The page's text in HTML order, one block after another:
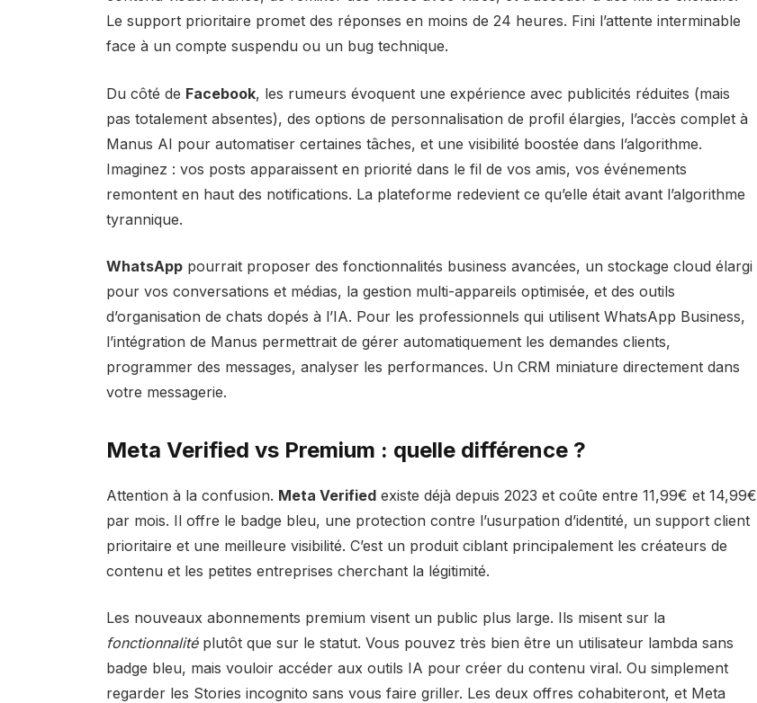
Le support prioritaire promet des réponses en moins de 24 heures. Fini l’attente interminable
face à un compte suspendu ou un bug technique.
Du côté de Facebook, les rumeurs évoquent une expérience avec publicités réduites (mais
pas totalement absentes), des options de personnalisation de profil élargies, l’accès complet à
Manus AI pour automatiser certaines tâches, et une visibilité boostée dans l’algorithme.
Imaginez : vos posts apparaissent en priorité dans le fil de vos amis, vos événements
remontent en haut des notifications. La plateforme redevient ce qu’elle était avant l’algorithme
tyrannique.
WhatsApppourrait proposer des fonctionnalités business avancées, un stockage cloud élargi
pour vos conversations et médias, la gestion multi-appareils optimisée, et des outils
d’organisation de chats dopés à l’IA. Pour les professionnels qui utilisent WhatsApp Business,
l’intégration de Manus permettrait de gérer automatiquement les demandes clients,
programmer des messages, analyser les performances. Un CRM miniature directement dans
votre messagerie.
Meta Verified vs Premium : quelle différence ?
Attention à la confusion. Meta Verifiedexiste déjà depuis 2023 et coûte entre 11,99€ et 14,99€
par mois. Il offre le badge bleu, une protection contre l’usurpation d’identité, un support client
prioritaire et une meilleure visibilité. C’est un produit ciblant principalement les créateurs de
contenu et les petites entreprises cherchant la légitimité.
Les nouveaux abonnements premium visent un public plus large. Ils misent sur la
fonctionnalitéplutôt que sur le statut. Vous pouvez très bien être un utilisateur lambda sans
badge bleu, mais vouloir accéder aux outils IA pour créer du contenu viral. Ou simplement
regarder les Stories incognito sans vous faire griller. Les deux offres cohabiteront, et Meta